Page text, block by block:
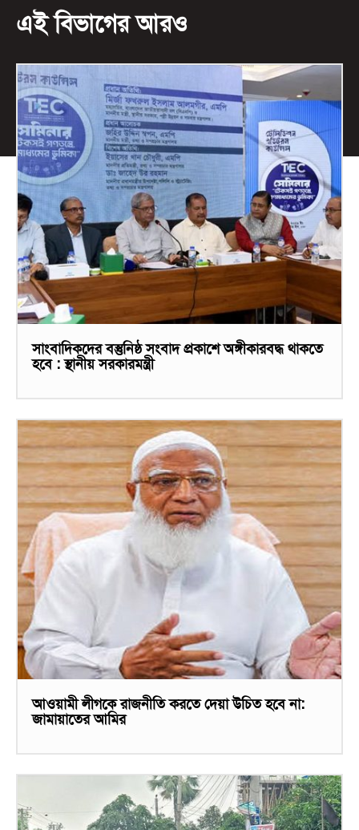
এই বিভাগের আরও
সাংবাদিকদের বস্তুনিষ্ঠ সংবাদ প্রকাশে অঙ্গীকারবদ্ধ থাকতে
হবে : স্থানীয় সরকারমন্ত্রী
আওয়ামী লীগকে রাজনীতি করতে দেয়া উচিত হবে না:
জামায়াতের আমির